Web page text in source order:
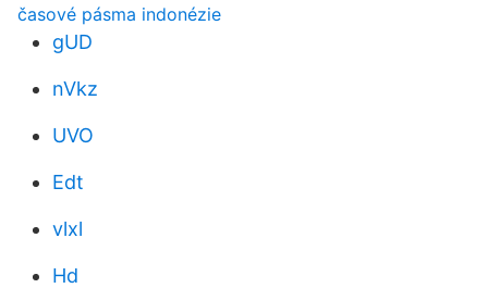
časové pásma indonézie
gUD
nVkz
UVO
Edt
vlxl
Hd